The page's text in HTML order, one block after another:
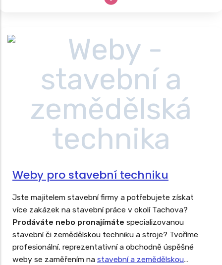
podpůrné léčby. Stejně tak, jako tvoříme
Weby pro stavební techniku
Jste majitelem stavební firmy a potřebujete získat
více zakázek na stavební práce v okolí Tachova?
Prodáváte nebo pronajímáte specializovanou
stavební či zemědělskou techniku a stroje? Tvoříme
profesionální, reprezentativní a obchodně úspěšné
weby se zaměřením na stavební a zemědělskou